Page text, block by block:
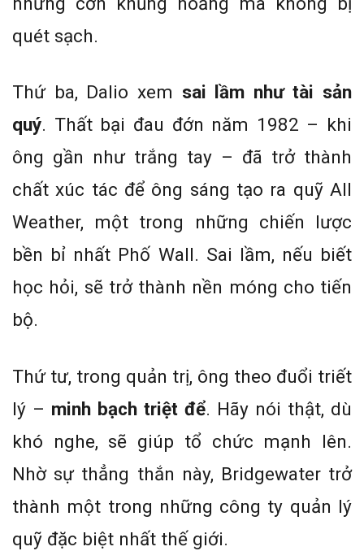
quét sạch.
Thứ ba, Dalio xem sai lầm như tài sản
quý. Thất bại đau đớn năm 1982 – khi
ông gần như trắng tay – đã trở thành
chất xúc tác để ông sáng tạo ra quỹ All
Weather, một trong những chiến lược
bền bỉ nhất Phố Wall. Sai lầm, nếu biết
học hỏi, sẽ trở thành nền móng cho tiến
bộ.
Thứ tư, trong quản trị, ông theo đuổi triết
lý – minh bạch triệt để. Hãy nói thật, dù
khó nghe, sẽ giúp tổ chức mạnh lên.
Nhờ sự thẳng thắn này, Bridgewater trở
thành một trong những công ty quản lý
quỹ đặc biệt nhất thế giới.